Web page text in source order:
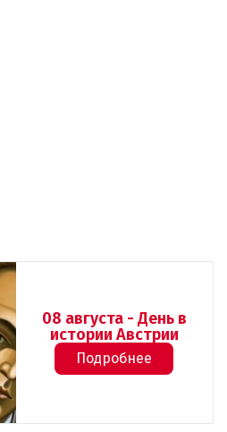
08 августа - День в
истории Австрии
Подробнее